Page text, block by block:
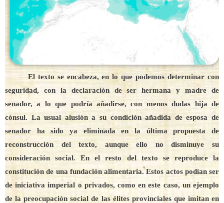
El texto se encabeza, en lo que podemos determinar con
seguridad, con la declaración de ser hermana y madre de
senador, a lo que podría añadirse, con menos dudas hija de
cónsul. La usual alusión a su condición añadida de esposa de
senador ha sido ya eliminada en la última propuesta de
reconstrucción del texto, aunque ello no disminuye su
consideración social. En el resto del texto se reproduce la
constitución de una fundación alimentaria. Estos actos podían ser
de iniciativa imperial o privados, como en este caso, un ejemplo
de la preocupación social de las élites provinciales que imitan en